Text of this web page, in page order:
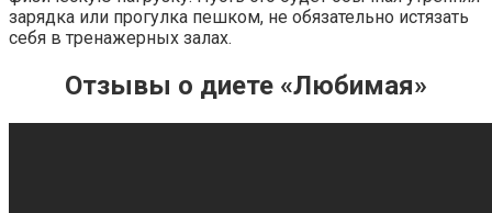
зарядка или прогулка пешком, не обязательно истязать
себя в тренажерных залах.
Отзывы о диете «Любимая»